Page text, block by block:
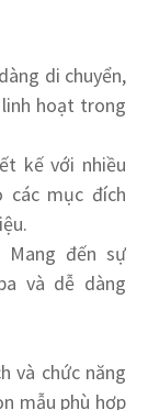
di chuyển,
hoạt trong
kế với nhiều
các mục đích
Mang đến sự
và dễ dàng
và chức năng
mẫu phù hợp